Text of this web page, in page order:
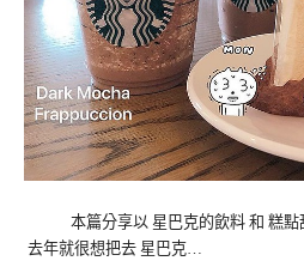
本篇分享以 星巴克的飲料 和 糕
去年就很想把去 星巴克…